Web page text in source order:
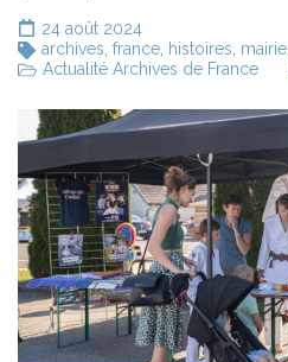
24 août 2024
archives france histoires mairie
Actualité Archives de France